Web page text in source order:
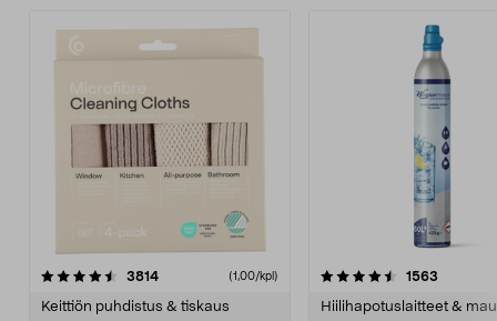
3814arvostelut (1,00/kpl)
Keittiön puhdistus & tiskaus
4.5viidestä
1563
Hiilihapotuslaitteet &
4.5viidestä